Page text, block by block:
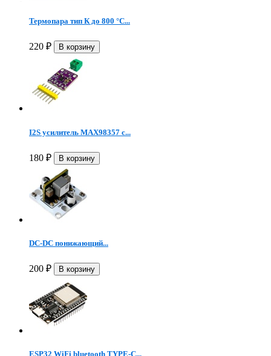
Термопара тип К до 800 °C...
220 ₽
I2S усилитель MAX98357 с...
180 ₽
DC-DC понижающий...
200 ₽
ESP32 WiFi bluetooth TYPE-C...